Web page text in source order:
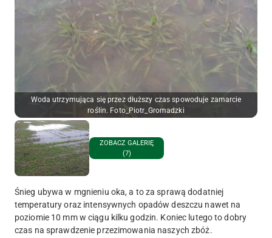
Woda utrzymująca się przez dłuższy czas spowoduje zamarcie
roślin. Foto_Piotr_Gromadzki
ZOBACZ GALERIĘ
(7)
Śnieg ubywa w mgnieniu oka, a to za sprawą dodatniej
temperatury oraz intensywnych opadów deszczu nawet na
poziomie 10 mm w ciągu kilku godzin. Koniec lutego to dobry
czas na sprawdzenie przezimowania naszych zbóż.